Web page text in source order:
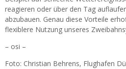
reagieren oder über den Tag
abzubauen. Genau diese Vorteile
flexiblere Nutzung unseres
– osi –
Foto: Christian Behrens, Flughafen